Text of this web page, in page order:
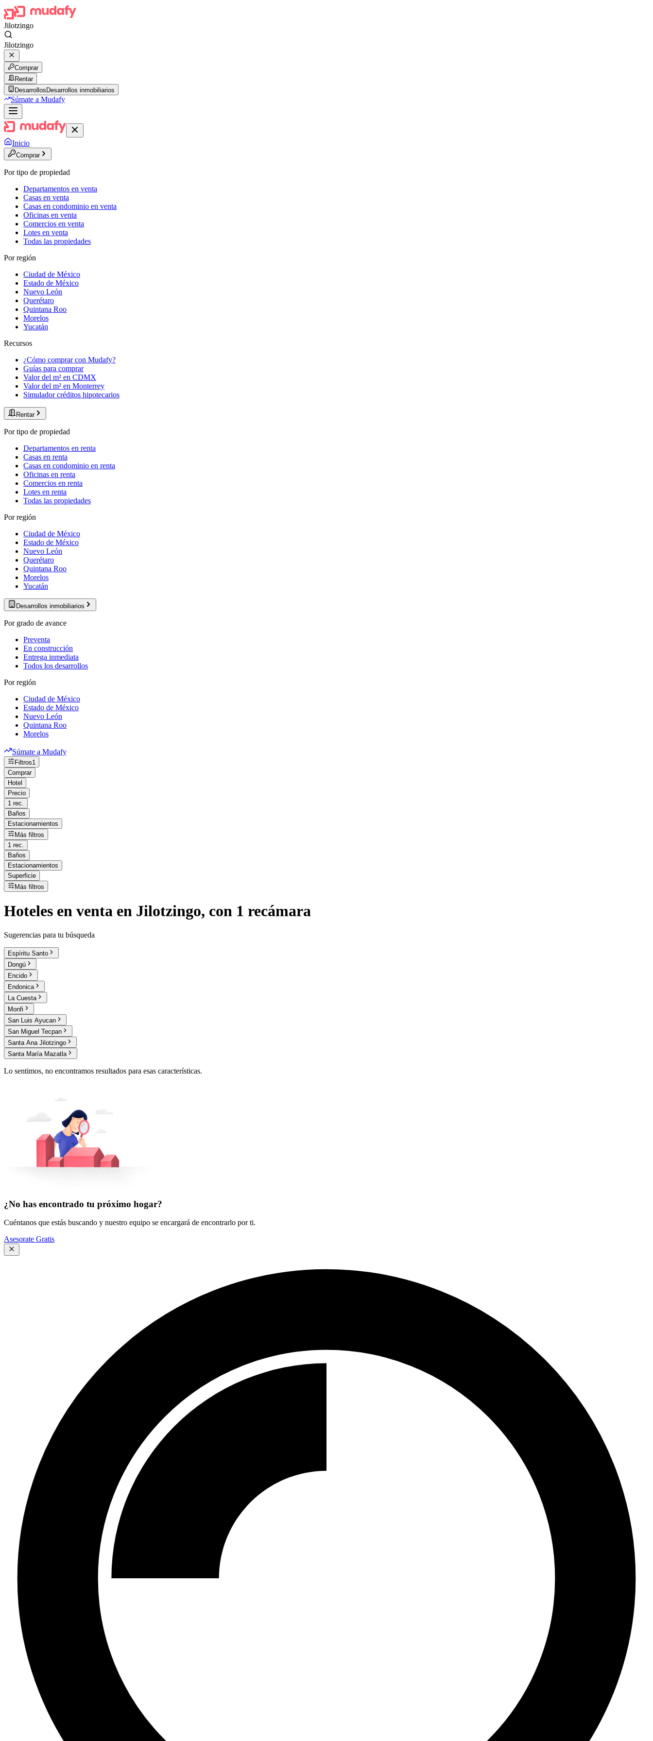
Jilotzingo
Jilotzingo
Comprar
Rentar
Desarrollos Desarrollos inmobiliarios
Súmate a Mudafy
Inicio
Comprar
Por tipo de propiedad
Departamentos en venta
Casas en venta
Casas en condominio en venta
Oficinas en venta
Comercios en venta
Lotes en venta
Todas las propiedades
Por región
Ciudad de México
Estado de México
Nuevo León
Querétaro
Quintana Roo
Morelos
Yucatán
Recursos
¿Cómo comprar con Mudafy?
Guías para comprar
Valor del m² en CDMX
Valor del m² en Monterrey
Simulador créditos hipotecarios
Rentar
Por tipo de propiedad
Departamentos en renta
Casas en renta
Casas en condominio en renta
Oficinas en renta
Comercios en renta
Lotes en renta
Todas las propiedades
Por región
Ciudad de México
Estado de México
Nuevo León
Querétaro
Quintana Roo
Morelos
Yucatán
Desarrollos inmobiliarios
Por grado de avance
Preventa
En construcción
Entrega inmediata
Todos los desarrollos
Por región
Ciudad de México
Estado de México
Nuevo León
Quintana Roo
Morelos
Súmate a Mudafy
Filtros1
Comprar
Hotel
Precio
1 rec.
Baños
Estacionamientos
Más filtros
1 rec.
Baños
Estacionamientos
Superficie
Más filtros
Hoteles en venta en Jilotzingo, con 1 recámara
Sugerencias para tu búsqueda
Espíritu Santo
Dongú
Encido
Endonica
La Cuesta
Monfi
San Luis Ayucan
San Miguel Tecpan
Santa Ana Jilotzingo
Santa María Mazatla
Lo sentimos, no encontramos resultados para esas características.
¿No has encontrado tu próximo hogar?
Cuéntanos que estás buscando y nuestro equipo se encargará de encontrarlo por ti.
Asesorate Gratis